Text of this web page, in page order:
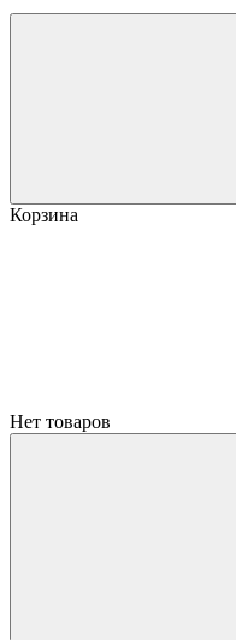
Корзина
Нет товаров